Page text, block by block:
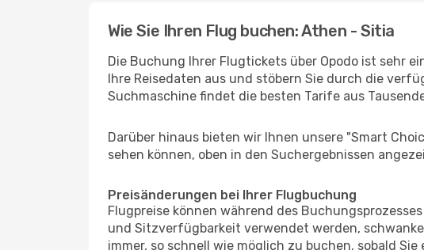
Wie Sie Ihren Flug buchen: Athen - Sitia
Die Buchung Ihrer Flugtickets über Opodo ist sehr
Ihre Reisedaten aus und stöbern Sie durch die
Suchmaschine findet die besten Tarife aus
Darüber hinaus bieten wir Ihnen unsere "Smart
sehen können, oben in den Suchergebnissen
Preisänderungen bei Ihrer Flugbuchung
Flugpreise können während des
und Sitzverfügbarkeit verwendet werden,
immer, so schnell wie möglich zu buchen, sobald